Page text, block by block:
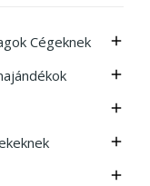
Cégeknek 



